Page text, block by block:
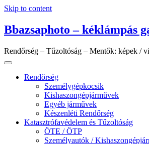
Skip to content
Bbazsaphoto – kéklámpás
Rendőrség – Tűzoltóság – Mentők: képek /
Rendőrség
Személygépkocsik
Kishaszongépjárművek
Egyéb járművek
Készenléti Rendőrség
Katasztrófavédelem és Tűzoltóság
ÖTE / ÖTP
Személyautók /